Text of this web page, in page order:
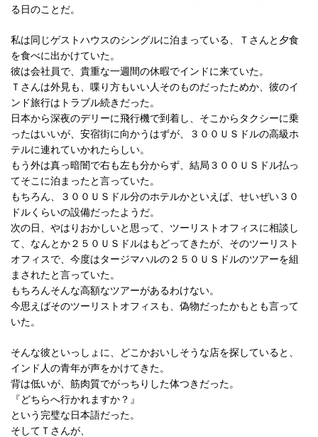
る日のことだ。
私は同じゲストハウスのシングルに泊まっている、Ｔさんと夕食
を食べに出かけていた。
彼は会社員で、貴重な一週間の休暇でインドに来ていた。
Ｔさんは外見も、喋り方もいい人そのものだったためか、彼のイ
ンド旅行はトラブル続きだった。
日本から深夜のデリーに飛行機で到着し、そこからタクシーに乗
ったはいいが、安宿街に向かうはずが、３００ＵＳドルの高級ホ
テルに連れていかれたらしい。
もう外は真っ暗闇で右も左も分からず、結局３００ＵＳドル払っ
てそこに泊まったと言っていた。
もちろん、３００ＵＳドル分のホテルかといえば、せいぜい３０
ドルくらいの設備だったようだ。
次の日、やはりおかしいと思って、ツーリストオフィスに相談し
て、なんとか２５０ＵＳドルはもどってきたが、そのツーリスト
オフィスで、今度はタージマハルの２５０ＵＳドルのツアーを組
まされたと言っていた。
もちろんそんな高額なツアーがあるわけない。
今思えばそのツーリストオフィスも、偽物だったかもとも言って
いた。
そんな彼といっしょに、どこかおいしそうな店を探していると、
インド人の青年が声をかけてきた。
背は低いが、筋肉質でがっちりした体つきだった。
『どちらへ行かれますか？』
という完璧な日本語だった。
そしてＴさんが、